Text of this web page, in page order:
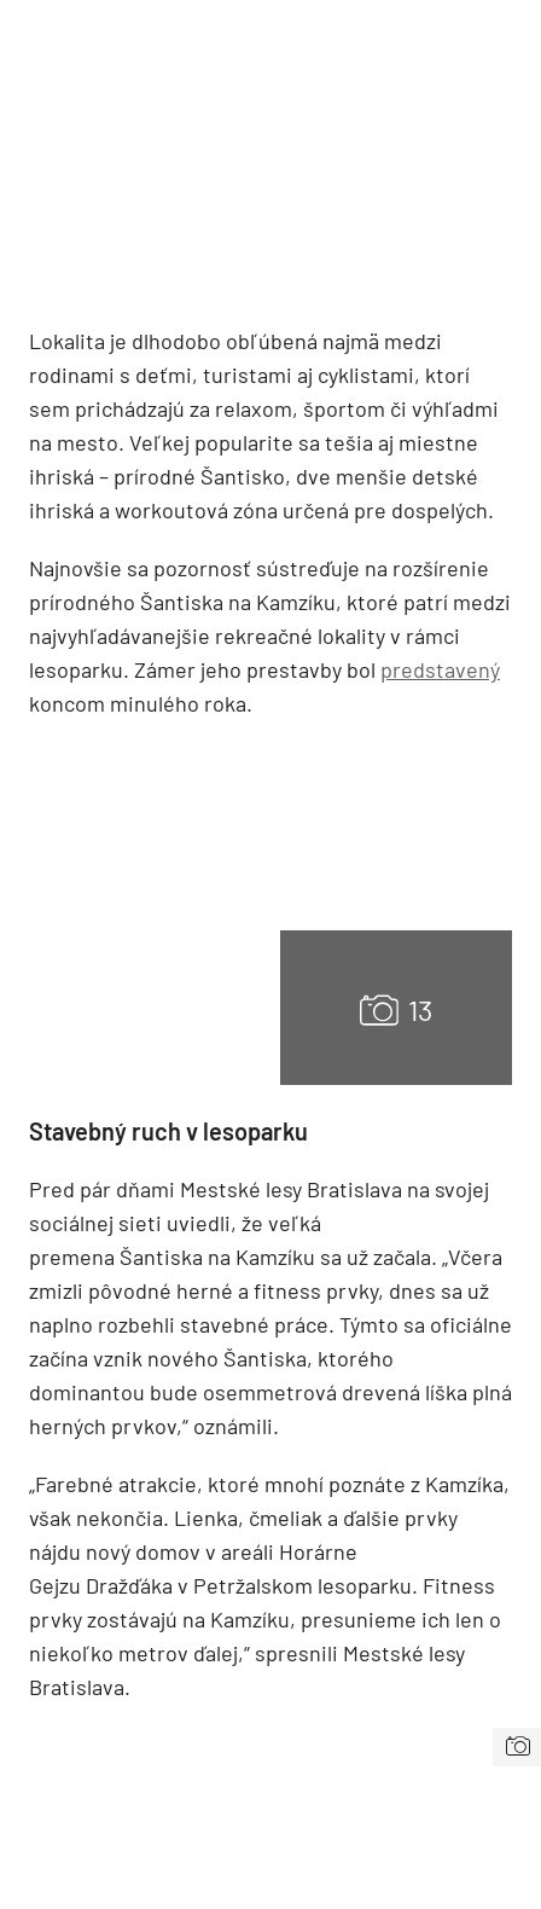
Lokalita je dlhodobo obľúbená najmä medzi
rodinami s deťmi, turistami aj cyklistami, ktorí
sem prichádzajú za relaxom, športom či výhľadmi
na mesto. Veľkej popularite sa tešia aj miestne
ihriská – prírodné Šantisko, dve menšie detské
ihriská a workoutová zóna určená pre dospelých.
Najnovšie sa pozornosť sústreďuje na rozšírenie
prírodného Šantiska na Kamzíku, ktoré patrí medzi
najvyhľadávanejšie rekreačné lokality v rámci
lesoparku. Zámer jeho prestavby bol predstavený
koncom minulého roka.
Stavebný ruch v lesoparku
Pred pár dňami Mestské lesy Bratislava na svojej
sociálnej sieti uviedli, že veľká
premena Šantiska na Kamzíku sa už začala. „Včera
zmizli pôvodné herné a fitness prvky, dnes sa už
naplno rozbehli stavebné práce. Týmto sa oficiálne
začína vznik nového Šantiska, ktorého
dominantou bude osemmetrová drevená líška plná
herných prvkov,“ oznámili.
„Farebné atrakcie, ktoré mnohí poznáte z Kamzíka,
však nekončia. Lienka, čmeliak a ďalšie prvky
nájdu nový domov v areáli Horárne
Gejzu Dražďáka v Petržalskom lesoparku. Fitness
prvky zostávajú na Kamzíku, presunieme ich len o
niekoľko metrov ďalej,“ spresnili Mestské lesy
Bratislava.